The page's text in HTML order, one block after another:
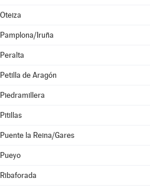
Oteiza
Pamplona/Iruña
Peralta
Petilla de Aragón
Piedramillera
Pitillas
Puente la Reina/Gares
Pueyo
Ribaforada